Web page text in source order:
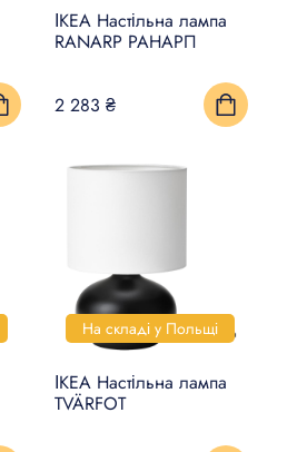
ІКЕА Настільна лампа
RANARP РАНАРП
2 283 ₴
На складі у Польщі
ІКЕА Настільна лампа
TVÄRFOT